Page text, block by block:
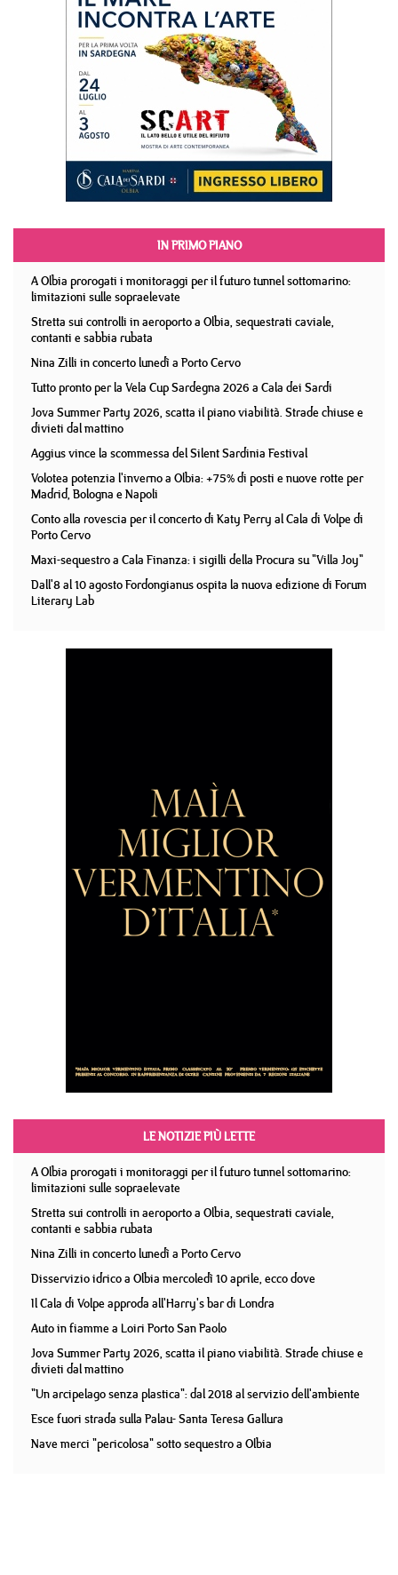
IN PRIMO PIANO
A Olbia prorogati i monitoraggi per il futuro tunnel sottomarino:
limitazioni sulle sopraelevate
Stretta sui controlli in aeroporto a Olbia, sequestrati caviale,
contanti e sabbia rubata
Nina Zilli in concerto lunedì a Porto Cervo
Tutto pronto per la Vela Cup Sardegna 2026 a Cala dei Sardi
Jova Summer Party 2026, scatta il piano viabilità. Strade chiuse e
divieti dal mattino
Aggius vince la scommessa del Silent Sardinia Festival
Volotea potenzia l'inverno a Olbia: +75% di posti e nuove rotte per
Madrid, Bologna e Napoli
Conto alla rovescia per il concerto di Katy Perry al Cala di Volpe di
Porto Cervo
Maxi-sequestro a Cala Finanza: i sigilli della Procura su "Villa Joy"
Dall'8 al 10 agosto Fordongianus ospita la nuova edizione di Forum
Literary Lab
LE NOTIZIE PIÙ LETTE
A Olbia prorogati i monitoraggi per il futuro tunnel sottomarino:
limitazioni sulle sopraelevate
Stretta sui controlli in aeroporto a Olbia, sequestrati caviale,
contanti e sabbia rubata
Nina Zilli in concerto lunedì a Porto Cervo
Disservizio idrico a Olbia mercoledì 10 aprile, ecco dove
Il Cala di Volpe approda all'Harry's bar di Londra
Auto in fiamme a Loiri Porto San Paolo
Jova Summer Party 2026, scatta il piano viabilità. Strade chiuse e
divieti dal mattino
"Un arcipelago senza plastica": dal 2018 al servizio dell'ambiente
Esce fuori strada sulla Palau- Santa Teresa Gallura
Nave merci "pericolosa" sotto sequestro a Olbia